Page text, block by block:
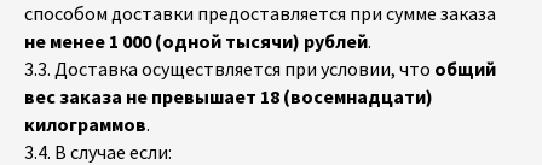
способом доставки предоставляется при сумме заказа
не менее 1 000 (одной тысячи) рублей.
3.3. Доставка осуществляется при условии, что общий
вес заказа не превышает 18 (восемнадцати)
килограммов.
3.4. В случае если: